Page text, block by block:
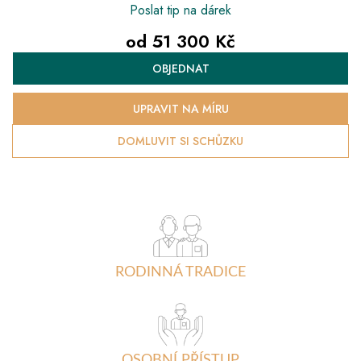
Poslat tip na dárek
od 51 300 Kč
Měrná
cena:
OBJEDNAT
DOMLUVIT SI SCHŮZKU
UPRAVIT NA MÍRU
RODINNÁ TRADICE